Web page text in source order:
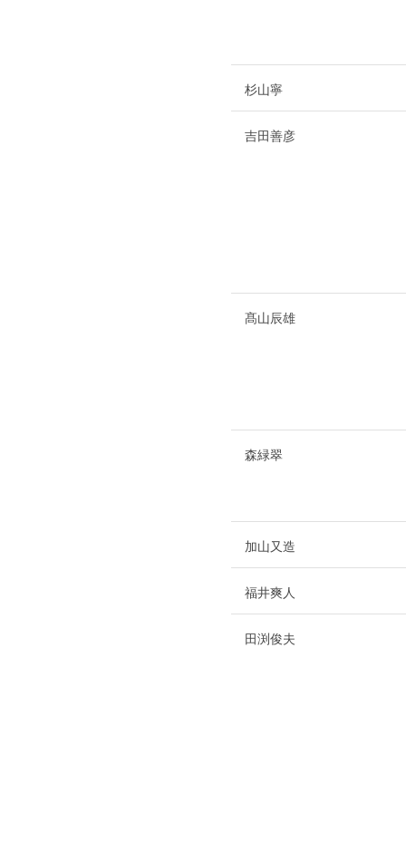
杉山寧
吉田善彦
髙山辰雄
森緑翠
加山又造
福井爽人
田渕俊夫